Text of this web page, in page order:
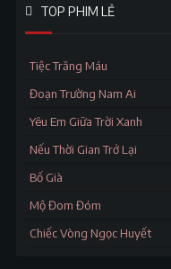
TOP PHIM LẺ
Tiệc Trăng Máu
Đoạn Trường Nam Ai
Yêu Em Giữa Trời Xanh
Nếu Thời Gian Trở Lại
Bố Già
Mộ Đom Đóm
Chiếc Vòng Ngọc Huyết